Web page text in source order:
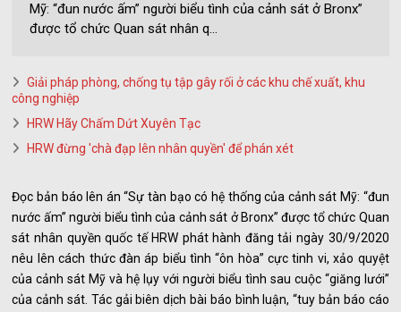
Mỹ: “đun nước ấm” người biểu tình của cảnh sát ở Bronx”
được tổ chức Quan sát nhân q...
Giải pháp phòng, chống tụ tập gây rối ở các khu chế xuất, khu
công nghiệp
HRW Hãy Chấm Dứt Xuyên Tạc
HRW đừng 'chà đạp lên nhân quyền' để phán xét
Đọc bản báo lên án “Sự tàn bạo có hệ thống của cảnh sát Mỹ: “đun
nước ấm” người biểu tình của cảnh sát ở Bronx” được tổ chức Quan
sát nhân quyền quốc tế HRW phát hành đăng tải ngày 30/9/2020
nêu lên cách thức đàn áp biểu tình “ôn hòa” cực tinh vi, xảo quyệt
của cảnh sát Mỹ và hệ lụy với người biểu tình sau cuộc “giăng lưới”
của cảnh sát. Tác gải biên dịch bài báo bình luận, “tuy bản báo cáo